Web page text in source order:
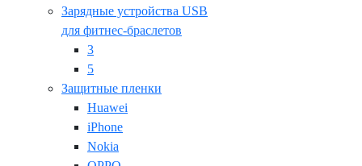
Зарядные устройства USB
для фитнес-браслетов
3
5
Защитные пленки
Huawei
iPhone
Nokia